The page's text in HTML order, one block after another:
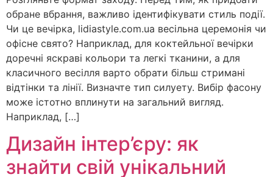
обране вбрання, важливо ідентифікувати стиль події.
Чи це вечірка, lidiastyle.com.ua весільна церемонія чи
офісне свято? Наприклад, для коктейльної вечірки
доречні яскраві кольори та легкі тканини, а для
класичного весілля варто обрати більш стримані
відтінки та лінії. Визначте тип силуету. Вибір фасону
може істотно вплинути на загальний вигляд.
Наприклад, […]
Дизайн інтер’єру: як
знайти свій унікальний